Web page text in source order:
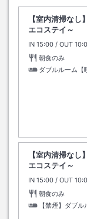
【室内清掃な
エコステイ～
IN チェックイン
15:00 / OUT チ
朝食のみ
ダブルルーム【
【室内清掃な
エコステイ～
IN チェックイン
15:00 / OUT チ
朝食のみ
【禁煙】ダブル